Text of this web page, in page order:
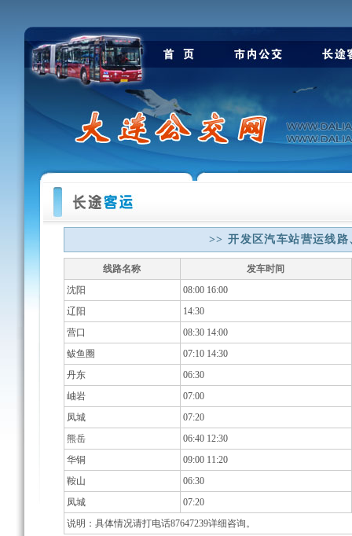
>> 开发区汽车站营运线
线路名称
发车时间
沈阳
08:00 16:00
辽阳
14:30
营口
08:30 14:00
鲅鱼圈
07:10 14:30
丹东
06:30
岫岩
07:00
凤城
07:20
熊岳
06:40 12:30
华铜
09:00 11:20
鞍山
06:30
凤城
07:20
说明：具体情况请打电话87647239详细咨询。